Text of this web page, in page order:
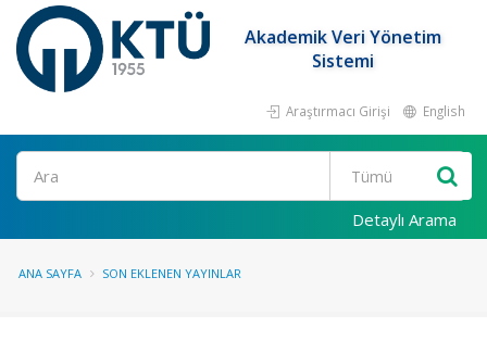
Akademik Veri Yönetim
Sistemi
Araştırmacı Girişi English
Ara
Detaylı Arama
ANA SAYFA SON EKLENEN YAYINLAR